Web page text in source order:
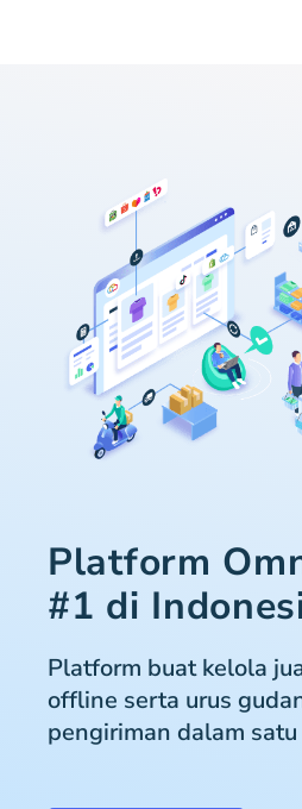
Platform
#1 di
Platform buat kelola
offline serta urus
pengiriman dalam